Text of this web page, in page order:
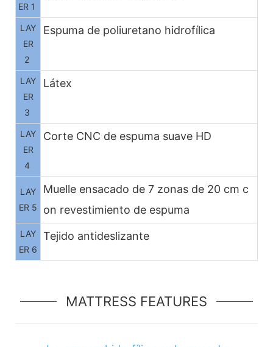
ER 1
LAY
ER
2
Espuma de poliuretano hidrofílica
LAY
ER
3
Látex
LAY
ER
4
Corte CNC de espuma suave HD
LAY
ER 5
Muelle ensacado de 7 zonas de 20 cm c
on revestimiento de espuma
LAY
ER 6
Tejido antideslizante
MATTRESS FEATURES